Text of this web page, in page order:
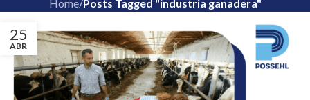
Home/Posts Tagged "industria ganadera"
25
ABR